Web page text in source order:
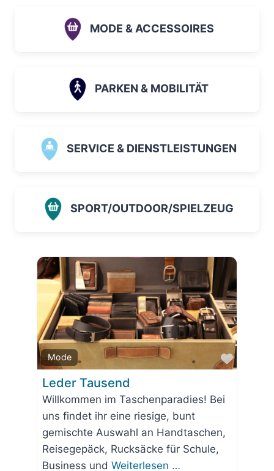
MODE & ACCESSOIRES
PARKEN & MOBILITÄT
SERVICE & DIENSTLEISTUNGEN
SPORT/OUTDOOR/SPIELZEUG
Mode
Favorit
Leder Tausend
Willkommen im Taschenparadies! Bei
uns findet ihr eine riesige, bunt
gemischte Auswahl an Handtaschen,
Reisegepäck, Rucksäcke für Schule,
Business und Weiterlesen …